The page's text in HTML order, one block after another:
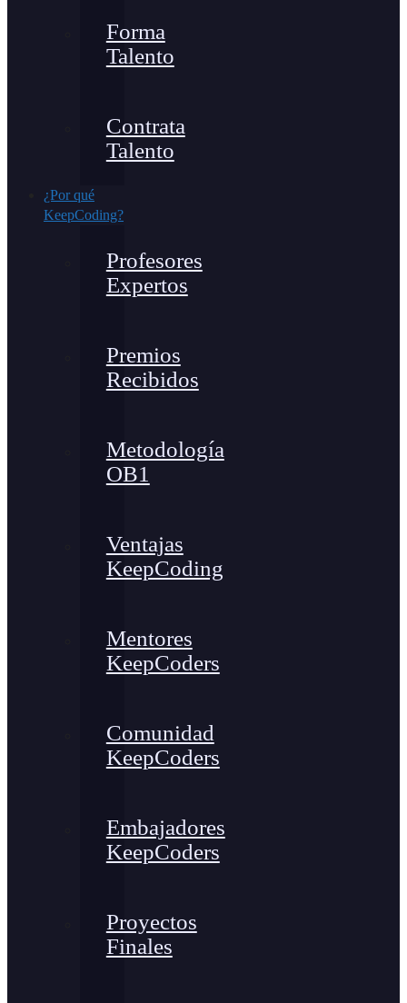
Forma
Talento
Contrata
Talento
¿Por qué
KeepCoding?
Profesores
Expertos
Premios
Recibidos
Metodología
OB1
Ventajas
KeepCoding
Mentores
KeepCoders
Comunidad
KeepCoders
Embajadores
KeepCoders
Proyectos
Finales